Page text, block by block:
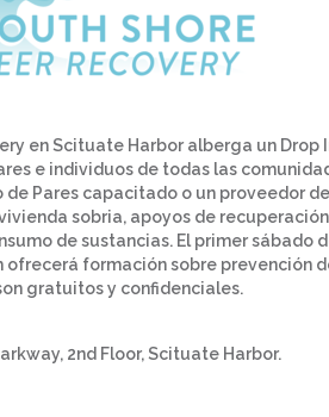
en Scituate Harbor alberga un Drop
e individuos de todas las
de Pares capacitado o un proveedor
sobria, apoyos de
de sustancias. El primer sábado
formación sobre prevención
gratuitos y confidenciales.
2nd Floor, Scituate Harbor.